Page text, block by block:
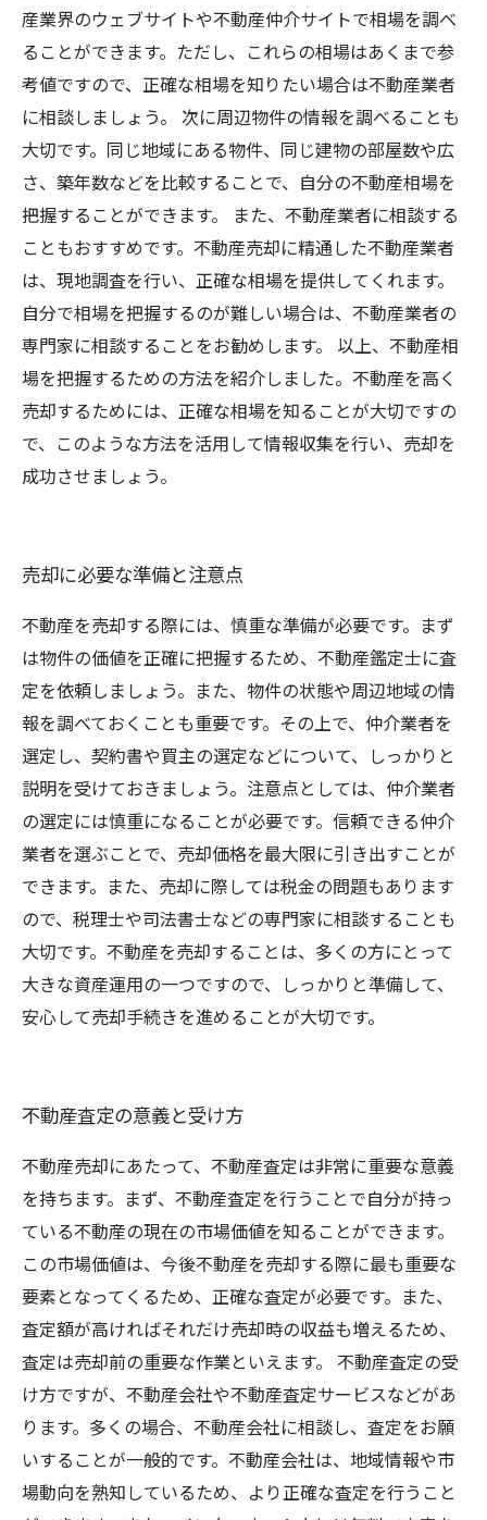
産業界のウェブサイトや不動産仲介サイトで相場を調べ
ることができます。ただし、これらの相場はあくまで参
考値ですので、正確な相場を知りたい場合は不動産業者
に相談しましょう。 次に周辺物件の情報を調べることも
大切です。同じ地域にある物件、同じ建物の部屋数や広
さ、築年数などを比較することで、自分の不動産相場を
把握することができます。 また、不動産業者に相談する
こともおすすめです。不動産売却に精通した不動産業者
は、現地調査を行い、正確な相場を提供してくれます。
自分で相場を把握するのが難しい場合は、不動産業者の
専門家に相談することをお勧めします。 以上、不動産相
場を把握するための方法を紹介しました。不動産を高く
売却するためには、正確な相場を知ることが大切ですの
で、このような方法を活用して情報収集を行い、売却を
成功させましょう。
売却に必要な準備と注意点
不動産を売却する際には、慎重な準備が必要です。まず
は物件の価値を正確に把握するため、不動産鑑定士に査
定を依頼しましょう。また、物件の状態や周辺地域の情
報を調べておくことも重要です。その上で、仲介業者を
選定し、契約書や買主の選定などについて、しっかりと
説明を受けておきましょう。注意点としては、仲介業者
の選定には慎重になることが必要です。信頼できる仲介
業者を選ぶことで、売却価格を最大限に引き出すことが
できます。また、売却に際しては税金の問題もあります
ので、税理士や司法書士などの専門家に相談することも
大切です。不動産を売却することは、多くの方にとって
大きな資産運用の一つですので、しっかりと準備して、
安心して売却手続きを進めることが大切です。
不動産査定の意義と受け方
不動産売却にあたって、不動産査定は非常に重要な意義
を持ちます。まず、不動産査定を行うことで自分が持っ
ている不動産の現在の市場価値を知ることができます。
この市場価値は、今後不動産を売却する際に最も重要な
要素となってくるため、正確な査定が必要です。また、
査定額が高ければそれだけ売却時の収益も増えるため、
査定は売却前の重要な作業といえます。 不動産査定の受
け方ですが、不動産会社や不動産査定サービスなどがあ
ります。多くの場合、不動産会社に相談し、査定をお願
いすることが一般的です。不動産会社は、地域情報や市
場動向を熟知しているため、より正確な査定を行うこと